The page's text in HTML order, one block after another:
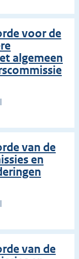
voor de
algemeen
van de
en
van de